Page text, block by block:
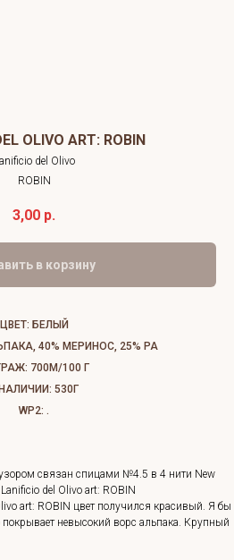
OLIVO ART: ROBIN
del Olivo
ROBIN
3,00 р.
в корзину
ЦВЕТ: БЕЛЫЙ
40% МЕРИНОС, 25% РА
700М/100 Г
530Г
WP2: .
узором связан спицами №4.5 в 4 нити New
del Olivo art: ROBIN
art: ROBIN цвет получился красивый. Я бы
невысокий ворс альпака. Крупный